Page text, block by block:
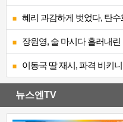
혜리 과감하게 벗었다, 탄수
장원영, 술 마시다 흘러내
이동국 딸 재시, 파격 비키
뉴스엔TV